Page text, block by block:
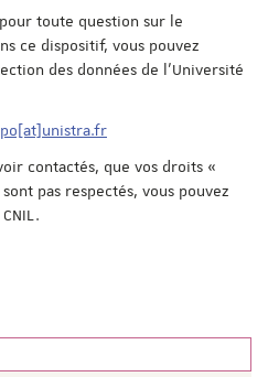
toute question sur le
ce dispositif, vous pouvez
des données de l'Université
contactés, que vos droits «
pas respectés, vous pouvez